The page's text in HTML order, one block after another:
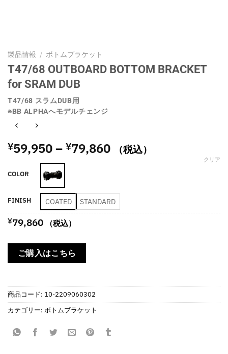
製品情報 / ボトムブラケット
T47/68 OUTBOARD BOTTOM BRACKET
for SRAM DUB
T47/68 スラムDUB用
※BB ALPHAへモデルチェンジ
¥59,950– ¥79,860価
格
–
¥79,860
（税込）
COLOR
FINISH COATED STANDARD
クリア
¥79,860 （税込）
ご購入はこちら
商品コード: 10-2209060302
カテゴリー: ボトムブラケット